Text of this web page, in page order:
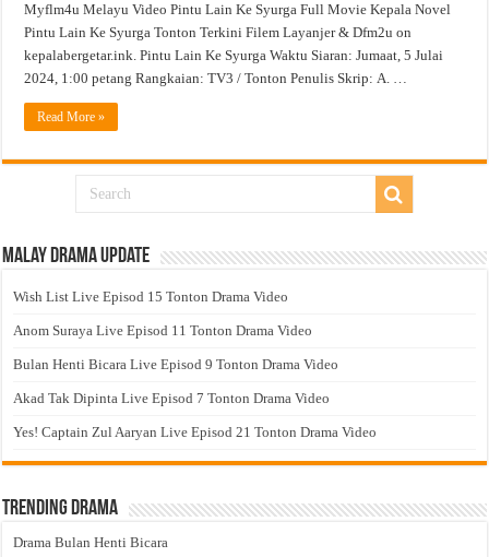
Myflm4u Melayu Video Pintu Lain Ke Syurga Full Movie Kepala Novel
Pintu Lain Ke Syurga Tonton Terkini Filem Layanjer & Dfm2u on
kepalabergetar.ink. Pintu Lain Ke Syurga Waktu Siaran: Jumaat, 5 Julai
2024, 1:00 petang Rangkaian: TV3 / Tonton Penulis Skrip: A. …
Read More »
Malay Drama Update
Wish List Live Episod 15 Tonton Drama Video
Anom Suraya Live Episod 11 Tonton Drama Video
Bulan Henti Bicara Live Episod 9 Tonton Drama Video
Akad Tak Dipinta Live Episod 7 Tonton Drama Video
Yes! Captain Zul Aaryan Live Episod 21 Tonton Drama Video
Trending Drama
Drama Bulan Henti Bicara